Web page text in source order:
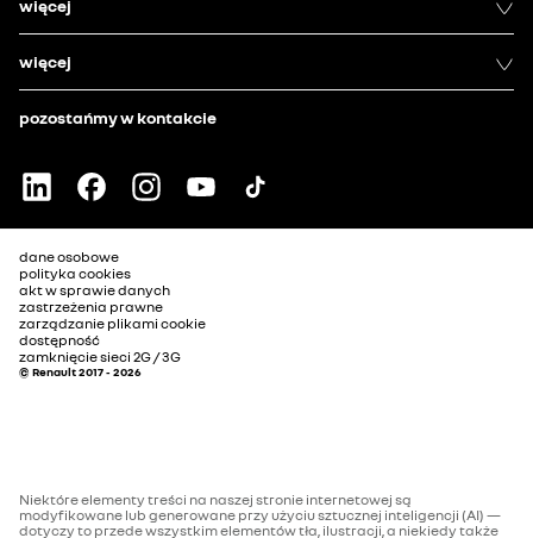
więcej
więcej
pozostańmy w kontakcie
dane osobowe
polityka cookies
akt w sprawie danych
zastrzeżenia prawne
zarządzanie plikami cookie
dostępność
zamknięcie sieci 2G / 3G
© Renault 2017 - 2026
Niektóre elementy treści na naszej stronie internetowej są
modyfikowane lub generowane przy użyciu sztucznej inteligencji (AI) —
dotyczy to przede wszystkim elementów tła, ilustracji, a niekiedy także